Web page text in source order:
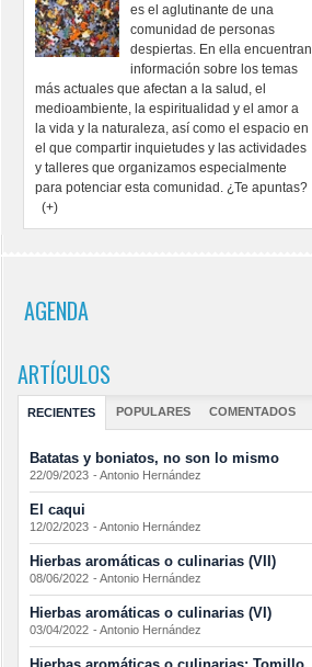
es el aglutinante de una
comunidad de personas
despiertas. En ella encuentran
información sobre los temas
más actuales que afectan a la salud, el
medioambiente, la espiritualidad y el amor a
la vida y la naturaleza, así como el espacio en
el que compartir inquietudes y las actividades
y talleres que organizamos especialmente
para potenciar esta comunidad. ¿Te apuntas?
(+)
AGENDA
ARTÍCULOS
RECIENTES POPULARES COMENTADOS
Batatas y boniatos, no son lo mismo
22/09/2023 - Antonio Hernández
El caqui
12/02/2023 - Antonio Hernández
Hierbas aromáticas o culinarias (VII)
08/06/2022 - Antonio Hernández
Hierbas aromáticas o culinarias (VI)
03/04/2022 - Antonio Hernández
Hierbas aromáticas o culinarias: Tomillo,